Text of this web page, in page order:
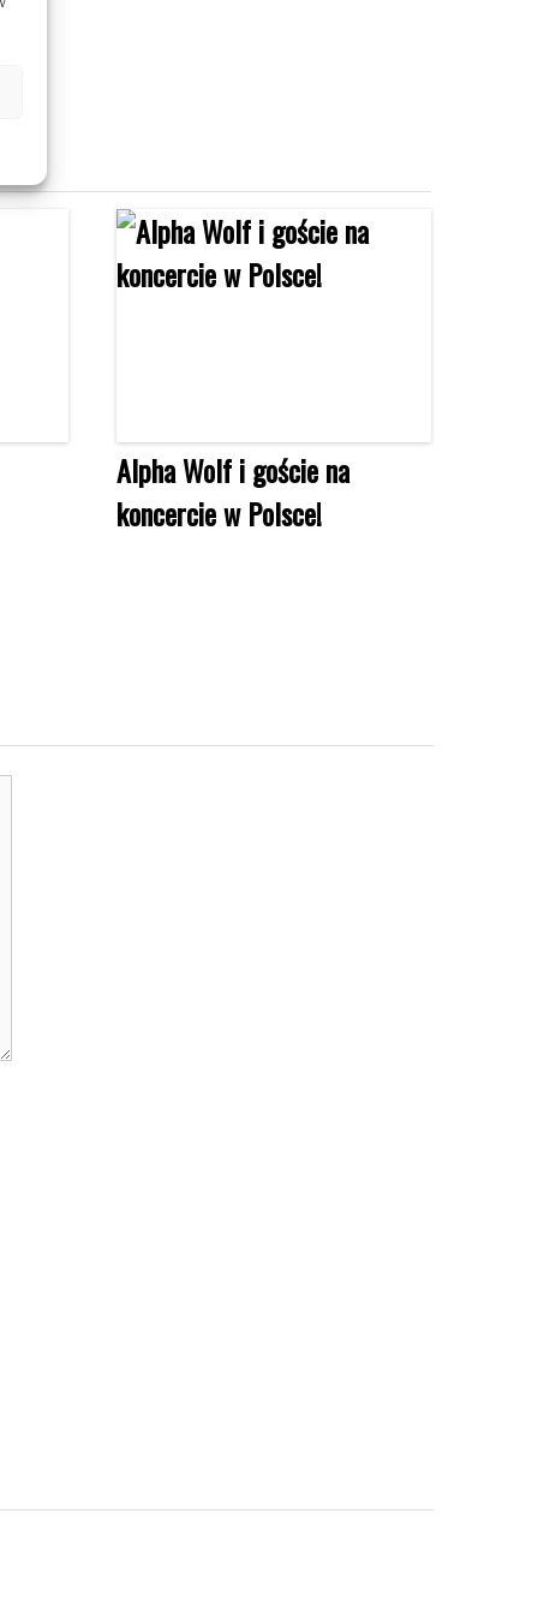
Alpha Wolf i goście na
koncercie w Polsce!